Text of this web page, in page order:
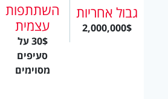
גבול אחריות
2,000,000$
השתתפות
עצמית
30$ על
סעיפים
מסוימים